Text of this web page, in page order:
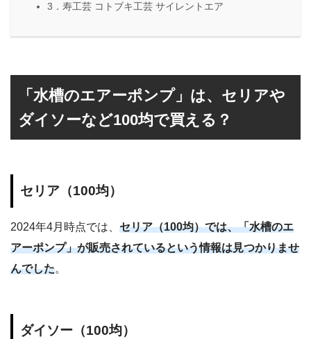
3．寿工芸 コトブキ工芸 サイレントエア
「水槽のエアーポンプ」は、セリアや
ダイソーなど100均で買える？
セリア（100均）
2024年4月時点では、 セリア（100均）では、「水槽のエ
アーポンプ」が販売されているという情報は見つかりませ
んでした。
ダイソー（100均）